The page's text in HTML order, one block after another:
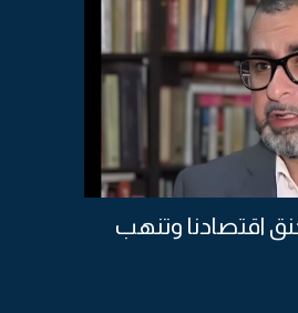
اقتصادنا وتنهب